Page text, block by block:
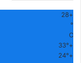
+
28
°
C
+
33°
+
24°